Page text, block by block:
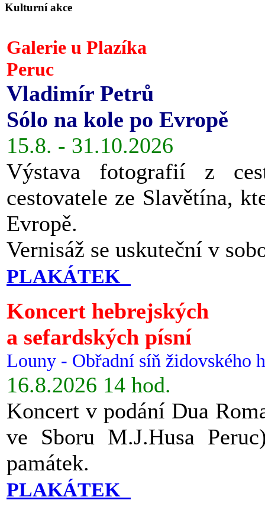
Kulturní akce
Galerie u Plazíka
Peruc
Vladimír Petrů
Sólo na kole po Evropě
15.8. - 31.10.2026
Výstava fotografií z
cestovatele ze Slavětína,
Evropě.
Vernisáž se uskuteční v
PLAKÁTEK
Koncert hebrejských
a sefardských písní
Louny - Obřadní síň židovského
16.8.2026 14 hod.
Koncert v podání Dua
ve Sboru M.J.Husa
památek.
PLAKÁTEK